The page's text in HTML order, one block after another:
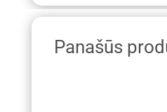
Panašūs